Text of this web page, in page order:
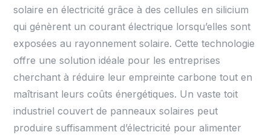
solaire en électricité grâce à des cellules en silicium
qui génèrent un courant électrique lorsqu’elles sont
exposées au rayonnement solaire. Cette technologie
offre une solution idéale pour les entreprises
cherchant à réduire leur empreinte carbone tout en
maîtrisant leurs coûts énergétiques. Un vaste toit
industriel couvert de panneaux solaires peut
produire suffisamment d’électricité pour alimenter